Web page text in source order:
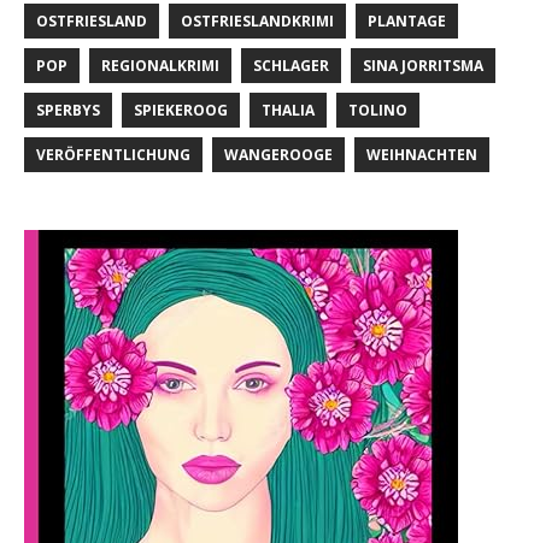
OSTFRIESLAND OSTFRIESLANDKRIMI PLANTAGE
POP REGIONALKRIMI SCHLAGER SINA JORRITSMA
SPERBYS SPIEKEROOG THALIA TOLINO
VERÖFFENTLICHUNG WANGEROOGE WEIHNACHTEN